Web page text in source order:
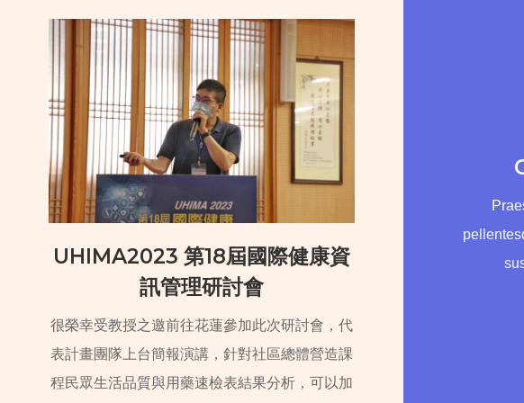
UHIMA2023 第18屆國際健康資
訊管理研討會
很榮幸受教授之邀前往花蓮參加此次研討會，代
表計畫團隊上台簡報演講，針對社區總體營造課
程民眾生活品質與用藥速檢表結果分析，可以加